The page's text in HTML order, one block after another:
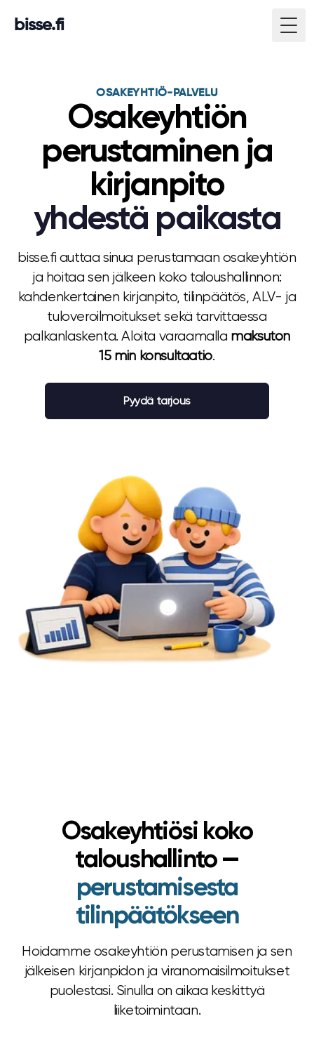
bisse.fi
OSAKEYHTIÖ-PALVELU
Osakeyhtiön
perustaminen ja
kirjanpito
yhdestä paikasta
bisse.fi auttaa sinua perustamaan osakeyhtiön
ja hoitaa sen jälkeen koko taloushallinnon:
kahdenkertainen kirjanpito, tilinpäätös, ALV- ja
tuloveroilmoitukset sekä tarvittaessa
palkanlaskenta. Aloita varaamalla maksuton
15 min konsultaatio.
Pyydä tarjous
Osakeyhtiösi koko
taloushallinto —
perustamisesta
tilinpäätökseen
Hoidamme osakeyhtiön perustamisen ja sen
jälkeisen kirjanpidon ja viranomaisilmoitukset
puolestasi. Sinulla on aikaa keskittyä
liiketoimintaan.